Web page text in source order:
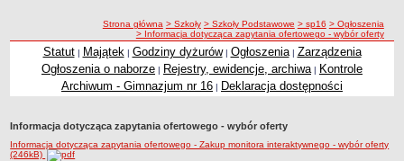
Zespoły Szkół
Techniczne Zakłady Naukowe
PRZEDSZKOLA
ARCHIWUM SZKÓŁ I PLACÓWEK
Zlikwidowane gimnazja
ścieżka nawigacji
Strona główna > Szkoły > Szkoły Podstawowe > sp16 > Ogłoszenia
> Informacja dotycząca zapytania ofertowego - wybór oferty
Statut| Majątek | Godziny dyżurów| Ogłoszenia| Zarządzenia
Ogłoszenia o naborze | Rejestry, ewidencje, archiwa | Kontrole
Archiwum - Gimnazjum nr 16 | Deklaracja dostępności
Informacja dotycząca zapytania ofertowego - wybór oferty
Informacja dotycząca zapytania ofertowego - Zakup monitora interaktywnego - wybór oferty
(246kB)